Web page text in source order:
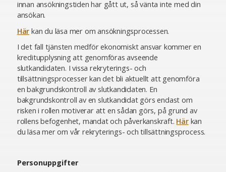
innan ansökningstiden har gått ut, så vänta inte med din
ansökan.
Här kan du läsa mer om ansökningsprocessen.
I det fall tjänsten medför ekonomiskt ansvar kommer en
kreditupplysning att genomföras avseende
slutkandidaten. I vissa rekryterings- och
tillsättningsprocesser kan det bli aktuellt att genomföra
en bakgrundskontroll av slutkandidaten. En
bakgrundskontroll av en slutkandidat görs endast om
risken i rollen motiverar att en sådan görs, på grund av
rollens befogenhet, mandat och påverkanskraft. Härkan
du läsa mer om vår rekryterings- och tillsättningsprocess.
Personuppgifter